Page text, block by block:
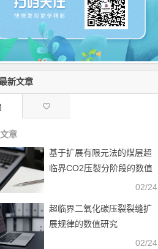
新文章
章
基于扩展有限元法的煤层超
临界CO2压裂分阶段的数值
02/24
超临界二氧化碳压裂裂缝扩
展规律的数值研究
02/24